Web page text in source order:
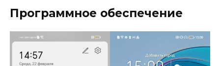
Программное обеспечение